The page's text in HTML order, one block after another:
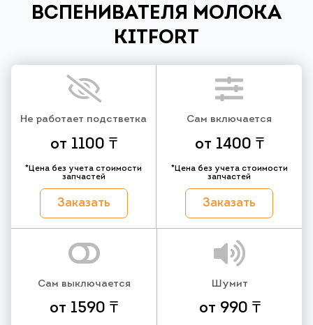
ВСПЕНИВАТЕЛЯ МОЛОКА
KITFORT
Не работает подстветка
от 1100 ₸
*Цена без учета стоимости
запчастей
Заказать
Сам включается
от 1400 ₸
*Цена без учета стоимости
запчастей
Заказать
Сам выключается
от 1590 ₸
Шумит
от 990 ₸